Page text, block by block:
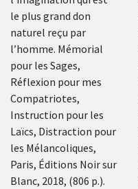
le plus grand don
naturel reçu par
l’homme. Mémorial
pour les Sages,
Réflexion pour mes
Compatriotes,
Instruction pour les
Laïcs, Distraction pour
les Mélancoliques,
Paris, Éditions Noir sur
Blanc, 2018, (806 p.).